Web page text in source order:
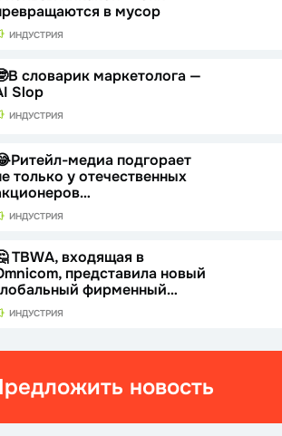
в мусор
ИНДУСТРИЯ
словарик маркетолога —
Slop
ИНДУСТРИЯ
медиа подгорает
только у отечественных
ИНДУСТРИЯ
TBWA, входящая в
представила новый
фирменный…
ИНДУСТРИЯ
новость